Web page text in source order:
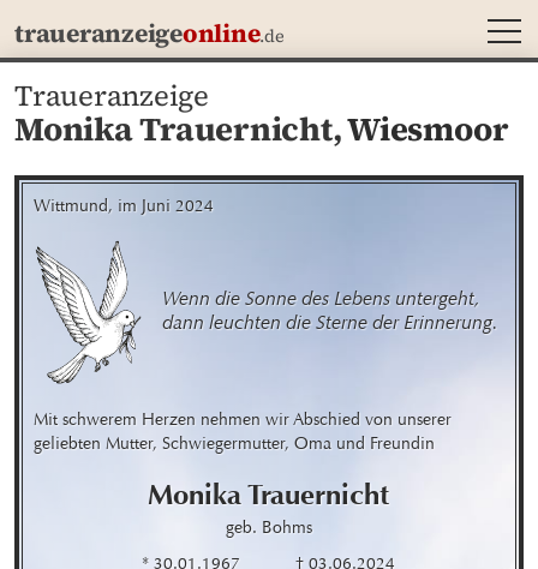
traueranzeigeonline.de
Traueranzeige
Monika Trauernicht,Wiesmoor
Wittmund, im Juni 2024
Wenn die Sonne des Lebens untergeht,
dann leuchten die Sterne der Erinnerung.
Mit schwerem Herzen nehmen wir Abschied von unserer
geliebten Mutter, Schwiegermutter, Oma und Freundin
MonikaTrauernicht
geb. Bohms
* 30.01.1967
† 03.06.2024